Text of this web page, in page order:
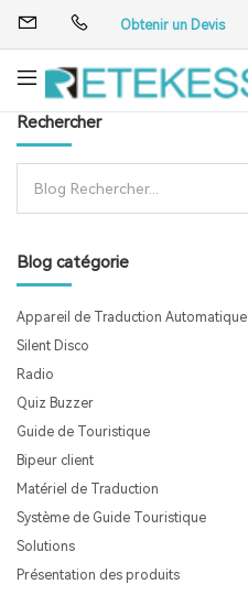
Obtenir un Devis
Rechercher
Blog catégorie
Appareil de Traduction Automatique
Silent Disco
Radio
Quiz Buzzer
Guide de Touristique
Bipeur client
Matériel de Traduction
Système de Guide Touristique
Solutions
Présentation des produits